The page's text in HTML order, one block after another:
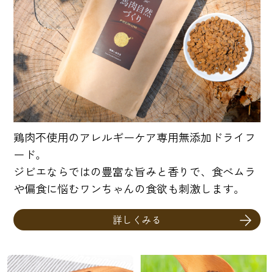
鶏肉不使用のアレルギーケア専用無添加ドライフ
ード。
ジビエならではの豊富な旨みと香りで、食べムラ
や偏食に悩むワンちゃんの食欲も刺激します。
詳しくみる